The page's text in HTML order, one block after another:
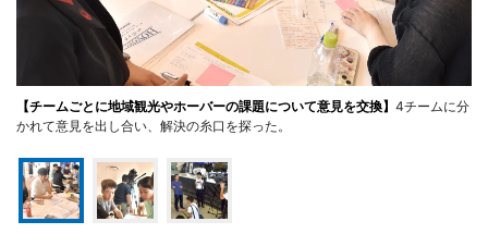
【チームごとに地域観光やホーバーの課題について意見を交換】 4チームに分
かれて意見を出し合い、解決の糸口を探った。